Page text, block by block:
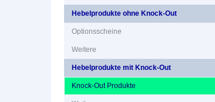
Hebelprodukte ohne Knock-Out
Optionsscheine
Weitere
Hebelprodukte mit Knock-Out
Knock-Out Produkte